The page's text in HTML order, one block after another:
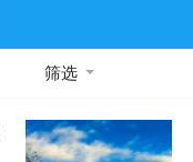
筛选